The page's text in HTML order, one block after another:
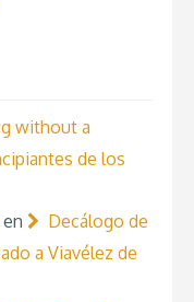
without a
de los
en
Decálogo de
a Viavélez de